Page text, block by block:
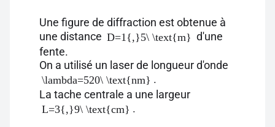
Une figure de diffraction est obtenue à
une distance D=1{,}5\ \text{m} d'une
fente.
On a utilisé un laser de longueur d'onde
\lambda=520\ \text{nm} .
La tache centrale a une largeur
L=3{,}9\ \text{cm} .